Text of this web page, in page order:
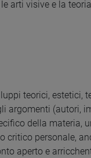
arti visive e la
teorici, estetici,
argomenti (autori,
della materia,
personale,
aperto e